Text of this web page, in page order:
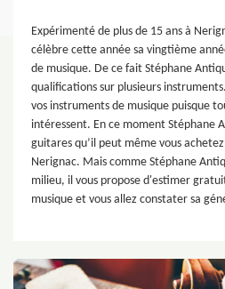
Expérimenté de plus de 15 ans à
célèbre cette année sa vingtième
de musique. De ce fait Stéphane
qualifications sur plusieurs
vos instruments de musique puisque
intéressent. En ce moment Stéphane
guitares qu’il peut même vous
Nerignac. Mais comme Stéphane
milieu, il vous propose d'estimer
musique et vous allez constater sa